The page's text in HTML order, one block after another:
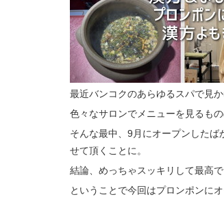
最近バンコクのあらゆるスパで見
色々なサロンでメニューを見るも
そんな最中、9月にオープンした
せて頂くことに。
結論、めっちゃスッキリして最高で
ということで今回はプロンポンに